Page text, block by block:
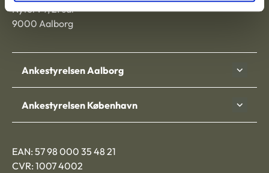
Nytorv 7, 2. sal
9000 Aalborg
Ankestyrelsen Aalborg
Ankestyrelsen København
EAN: 57 98 000 35 48 21
CVR: 1007 4002